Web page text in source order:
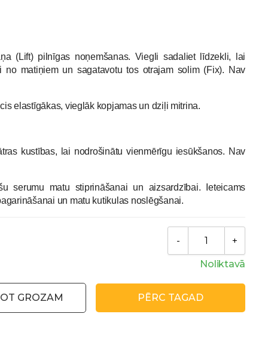
(Lift) pilnīgas noņemšanas. Viegli sadaliet līdzekli, lai
no matiņiem un sagatavotu tos otrajam solim (Fix). Nav
elastīgākas, vieglāk kopjamas un dziļi mitrina.
kustības, lai nodrošinātu vienmērīgu iesūkšanos. Nav
serumu matu stiprināšanai un aizsardzībai. Ieteicams
un matu kutikulas noslēgšanai.
Noliktavā
GROZAM PĒRC TAGAD